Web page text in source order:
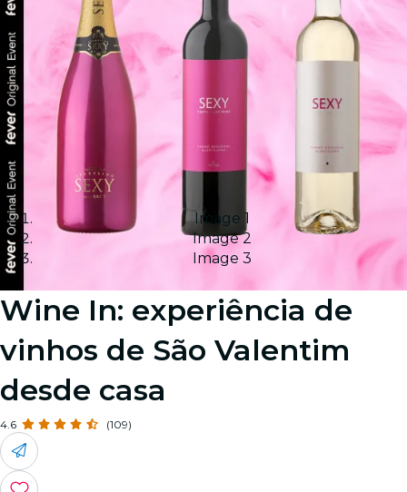
Image 1
Image 2
Image 3
Wine In: experiência de
vinhos de São Valentim
desde casa
4.6 (109)